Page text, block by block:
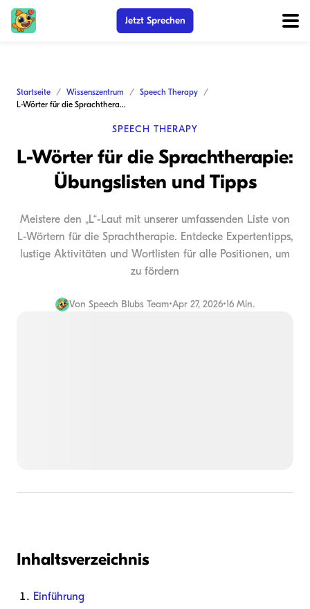
Jetzt Sprechen
Startseite Wissenszentrum
Speech Therapy
L-Wörter für die Sprachtherapie: Übungslisten und Tipps
SPEECH THERAPY
L-Wörter für die Sprachtherapie:
Übungslisten und Tipps
Meistere den „L“-Laut mit unserer umfassenden Liste von
L-Wörtern für die Sprachtherapie. Entdecke Expertentipps,
lustige Aktivitäten und Wortlisten für alle Positionen, um
zu fördern
Von Speech Blubs Team•Apr 27, 2026•16 Min.
Inhaltsverzeichnis
Einführung